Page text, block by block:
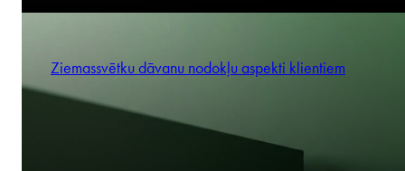
Ziemassvētku dāvanu nodokļu aspekti klientiem